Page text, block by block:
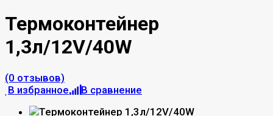
Термоконтейнер
1,3л/12V/40W
(0 отзывов)
В избранное
В сравнение